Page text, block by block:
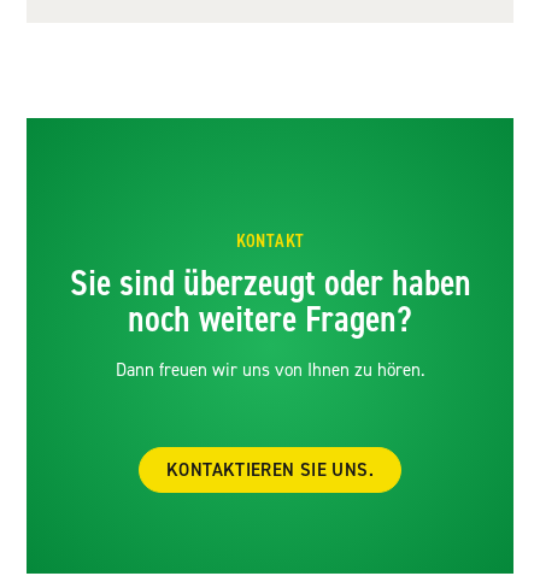
KONTAKT
Sie sind überzeugt oder haben
noch weitere Fragen?
Dann freuen wir uns von Ihnen zu hören.
KONTAKTIEREN SIE UNS.